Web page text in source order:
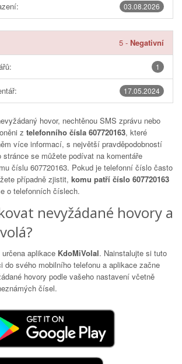
03.08.2026
5 - Negativní
1
17.05.2024
hovor, nechtěnou SMS zprávu nebo
z telefonního čísla 607720163, které
více informací, s největší pravděpodobností
stránce se můžete podívat na komentáře
číslu 607720163. Pokud je telefonní číslo často
případně zjistit, komu patří číslo 607720163
o telefonních číslech.
nevyžádané hovory a
aplikace KdoMiVolal. Nainstalujte si tuto
do svého mobilního telefonu a aplikace začne
hovory podle vašeho nastavení včetně
čísel.